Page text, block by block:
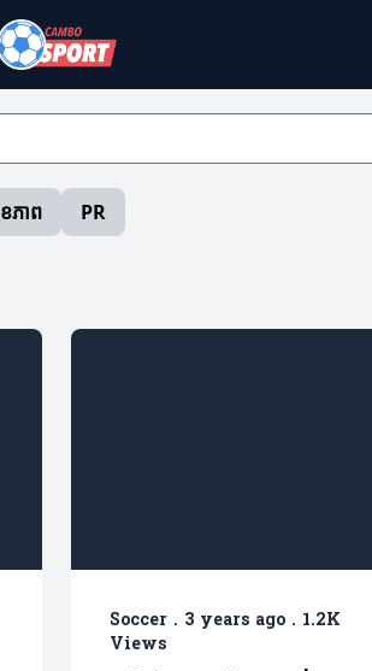
ភាព PR
Soccer . 3 years ago . 1.2K
Views